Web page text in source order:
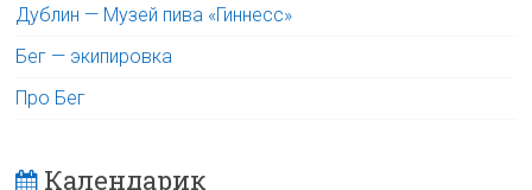
Дублин — Музей пива «Гиннесс»
Бег — экипировка
Про Бег
Календарик